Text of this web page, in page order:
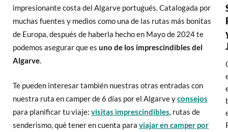
impresionante costa del Algarve portugués. Catalogada por
muchas fuentes y medios como una de las rutas más bonitas
de Europa, después de haberla hecho en Mayo de 2024 te
podemos asegurar que es uno de los imprescindibles del
Algarve.
Te pueden interesar también nuestras otras entradas con
nuestra ruta en camper de 6 días por el Algarve yconsejos
para planificar tu viaje: visitas imprescindibles, rutas de
senderismo, qué tener en cuenta para viajar en camper por